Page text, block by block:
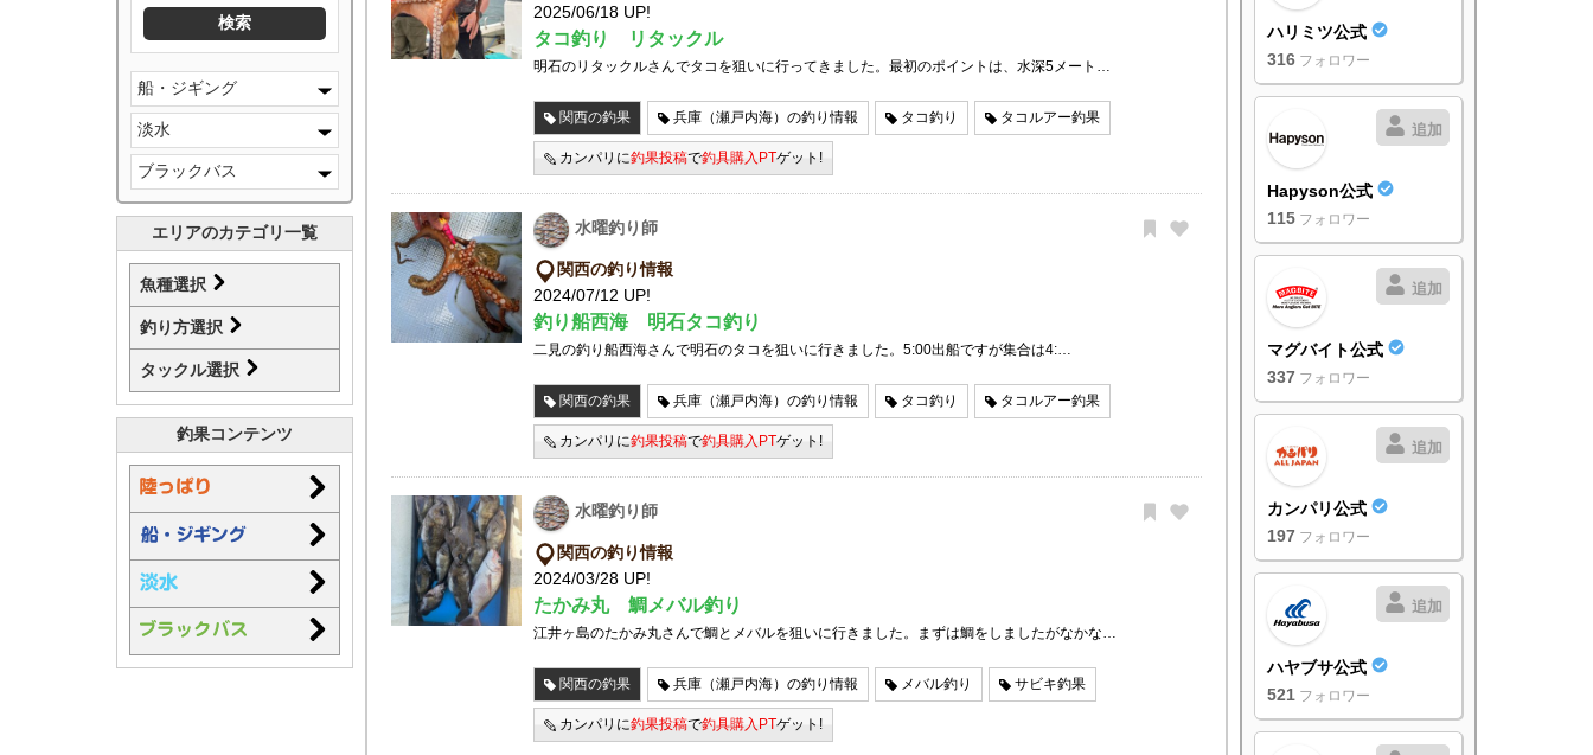
船・ジギング
淡水
ブラックバス
エリアのカテゴリ一覧
魚種選択
釣り方選択
タックル選択
釣果コンテンツ
2025/06/18 UP!
タコ釣り リタックル
明石のリタックルさんでタコを狙いに行ってきました。最初のポイントは、水深5メート…
関西の釣果 兵庫（瀬戸内海）の釣り情報 タコ釣り タコルアー釣果
カンパリに釣果投稿で釣具購入PTゲット!
水曜釣り師
関西の釣り情報
2024/07/12 UP!
釣り船西海 明石タコ釣り
二見の釣り船西海さんで明石のタコを狙いに行きました。5:00出船ですが集合は4:…
関西の釣果 兵庫（瀬戸内海）の釣り情報 タコ釣り タコルアー釣果
カンパリに釣果投稿で釣具購入PTゲット!
水曜釣り師
関西の釣り情報
2024/03/28 UP!
たかみ丸 鯛メバル釣り
江井ヶ島のたかみ丸さんで鯛とメバルを狙いに行きました。まずは鯛をしましたがなかな…
関西の釣果 兵庫（瀬戸内海）の釣り情報 メバル釣り サビキ釣果
カンパリに釣果投稿で釣具購入PTゲット!
ハリミツ公式
316 フォロワー
追加
Hapyson公式
115 フォロワー
追加
マグバイト公式
337 フォロワー
追加
カンパリ公式
197 フォロワー
追加
ハヤブサ公式
521 フォロワー